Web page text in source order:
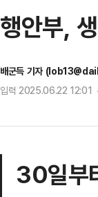
행안부,
배군득 기자
입력 2025.06.22 12:01
30일부